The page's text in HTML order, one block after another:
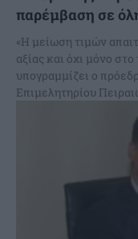
παρέμβαση σε
«Η μείωση τιμών
αξίας και όχι μόνο
υπογραμμίζει ο
Επιμελητηρίου